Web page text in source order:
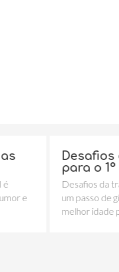
Desafios da
para o 1º Ciclo
Desafios da transição para o
um passo de gigante A
melhor idade para a...